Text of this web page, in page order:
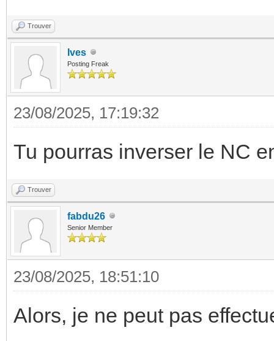
Trouver
Ives
Posting Freak
23/08/2025, 17:19:32
Tu pourras inverser le NC
Trouver
fabdu26
Senior Member
23/08/2025, 18:51:10
Alors, je ne peut pas